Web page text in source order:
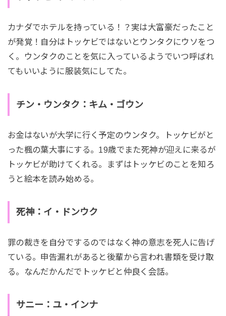
カナダでホテルを持っている！？実は大富豪だったこと
が発覚！自分はトッケビではないとウンタクにウソをつ
く。ウンタクのことを気に入っているようでいつ呼ばれ
てもいいように服装気にしてた。
チン・ウンタク：キム・ゴウン
お金はないが大学に行く予定のウンタク。トッケビがと
った楓の葉大事にする。19歳でまた死神が迎えに来るが
トッケビが助けてくれる。まずはトッケビのことを知ろ
うと絵本を読み始める。
死神：イ・ドンウク
罪の裁きを自分でするのではなく神の意志を死人に告げ
ている。申告漏れがあると後輩から言われ書類を受け取
る。なんだかんだでトッケビと仲良く会話。
サニー：ユ・インナ